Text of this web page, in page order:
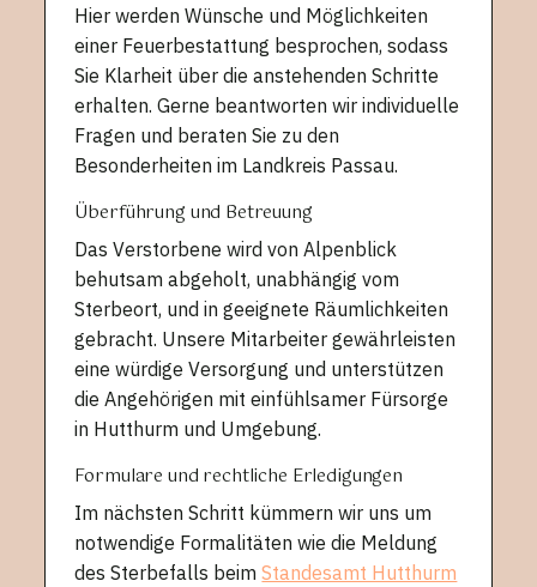
Hier werden Wünsche und Möglichkeiten
einer Feuerbestattung besprochen, sodass
Sie Klarheit über die anstehenden Schritte
erhalten. Gerne beantworten wir individuelle
Fragen und beraten Sie zu den
Besonderheiten im Landkreis Passau.
Überführung und Betreuung
Das Verstorbene wird von Alpenblick
behutsam abgeholt, unabhängig vom
Sterbeort, und in geeignete Räumlichkeiten
gebracht. Unsere Mitarbeiter gewährleisten
eine würdige Versorgung und unterstützen
die Angehörigen mit einfühlsamer Fürsorge
in Hutthurm und Umgebung.
Formulare und rechtliche Erledigungen
Im nächsten Schritt kümmern wir uns um
notwendige Formalitäten wie die Meldung
des Sterbefalls beimStandesamt Hutthurm